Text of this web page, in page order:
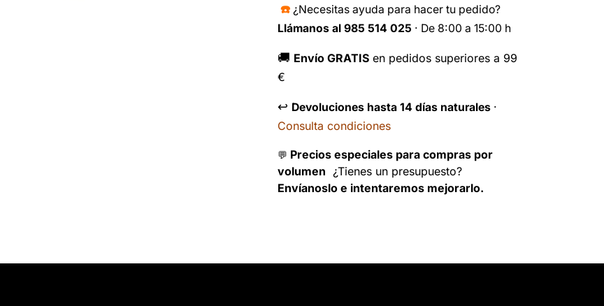
☎️ ¿Necesitas ayuda para hacer tu pedido?
Llámanos al 985 514 025 · De 8:00 a 15:00 h
🚚 Envío GRATIS en pedidos superiores a 99
€
↩️ Devoluciones hasta 14 días naturales ·
Consulta condiciones
💬 Precios especiales para compras por
volumen ¿Tienes un presupuesto?
Envíanoslo e intentaremos mejorarlo.